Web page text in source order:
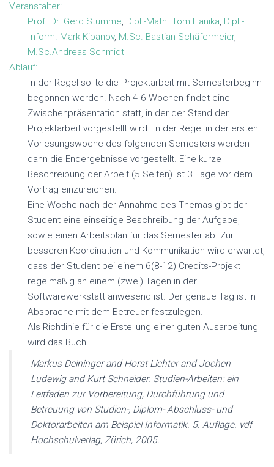
Veranstalter:
Prof. Dr. Gerd Stumme, Dipl.-Math. Tom Hanika, Dipl.-
Inform. Mark Kibanov, M.Sc. Bastian Schäfermeier,
M.Sc.Andreas Schmidt
Ablauf:
In der Regel sollte die Projektarbeit mit Semesterbeginn
begonnen werden. Nach 4-6 Wochen findet eine
Zwischenpräsentation statt, in der der Stand der
Projektarbeit vorgestellt wird. In der Regel in der ersten
Vorlesungswoche des folgenden Semesters werden
dann die Endergebnisse vorgestellt. Eine kurze
Beschreibung der Arbeit (5 Seiten) ist 3 Tage vor dem
Vortrag einzureichen.
Eine Woche nach der Annahme des Themas gibt der
Student eine einseitige Beschreibung der Aufgabe,
sowie einen Arbeitsplan für das Semester ab. Zur
besseren Koordination und Kommunikation wird erwartet,
dass der Student bei einem 6(8-12) Credits-Projekt
regelmäßig an einem (zwei) Tagen in der
Softwarewerkstatt anwesend ist. Der genaue Tag ist in
Absprache mit dem Betreuer festzulegen.
Als Richtlinie für die Erstellung einer guten Ausarbeitung
wird das Buch
Markus Deininger and Horst Lichter and Jochen
Ludewig and Kurt Schneider. Studien-Arbeiten: ein
Leitfaden zur Vorbereitung, Durchführung und
Betreuung von Studien-, Diplom- Abschluss- und
Doktorarbeiten am Beispiel Informatik. 5. Auflage. vdf
Hochschulverlag, Zürich, 2005.